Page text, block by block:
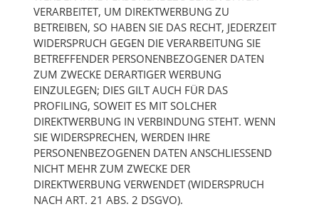
VERARBEITET, UM DIREKTWERBUNG ZU
BETREIBEN, SO HABEN SIE DAS RECHT, JEDERZEIT
WIDERSPRUCH GEGEN DIE VERARBEITUNG SIE
BETREFFENDER PERSONENBEZOGENER DATEN
ZUM ZWECKE DERARTIGER WERBUNG
EINZULEGEN; DIES GILT AUCH FÜR DAS
PROFILING, SOWEIT ES MIT SOLCHER
DIREKTWERBUNG IN VERBINDUNG STEHT. WENN
SIE WIDERSPRECHEN, WERDEN IHRE
PERSONENBEZOGENEN DATEN ANSCHLIESSEND
NICHT MEHR ZUM ZWECKE DER
DIREKTWERBUNG VERWENDET (WIDERSPRUCH
NACH ART. 21 ABS. 2 DSGVO).